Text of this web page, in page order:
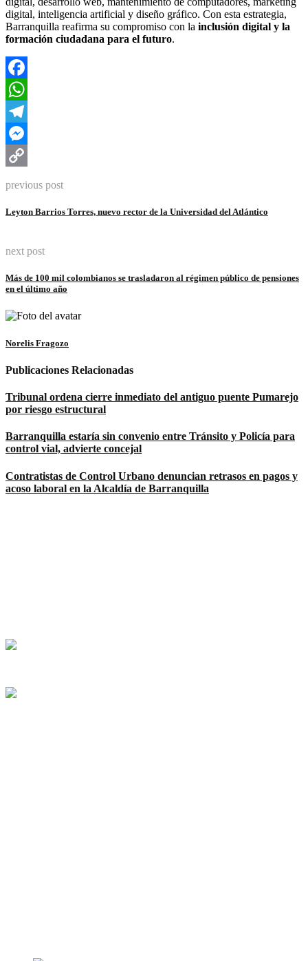
digital, inteligencia artificial y diseño gráfico. Con esta estrategia,
Barranquilla reafirma su compromiso con la inclusión digital y la
formación ciudadana para el futuro.
Facebook
WhatsApp
Telegram
Messenger
previous post
Leyton Barrios Torres, nuevo rector de la Universidad del Atlántico
next post
Más de 100 mil colombianos se trasladaron al régimen público de pensiones
en el último año
Norelis Fragozo
Publicaciones Relacionadas
Tribunal ordena cierre inmediato del antiguo puente Pumarejo
por riesgo estructural
Barranquilla estaría sin convenio entre Tránsito y Policía para
control vial, advierte concejal
Contratistas de Control Urbano denuncian retrasos en pagos y
acoso laboral en la Alcaldía de Barranquilla